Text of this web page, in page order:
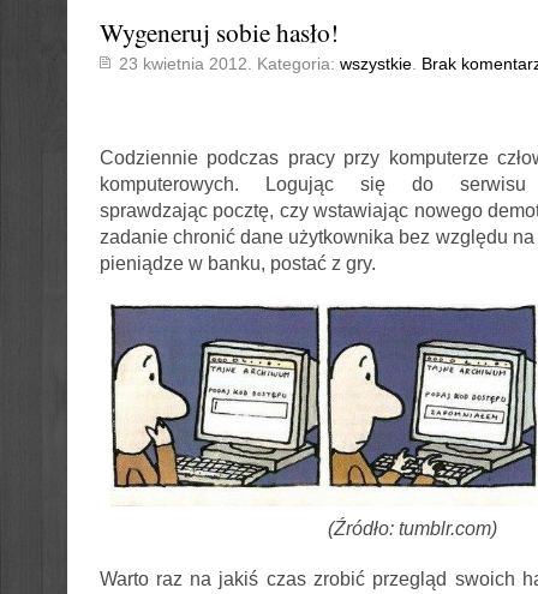
Wygeneruj sobie hasło!
23 kwietnia 2012. Kategoria: wszystkie. Brak
Codziennie podczas pracy przy komputerze
komputerowych. Logując się do serwisu
sprawdzając pocztę, czy wstawiając nowego
zadanie chronić dane użytkownika bez względu
pieniądze w banku, postać z gry.
(Źródło: tumblr.com)
Warto raz na jakiś czas zrobić przegląd swoich